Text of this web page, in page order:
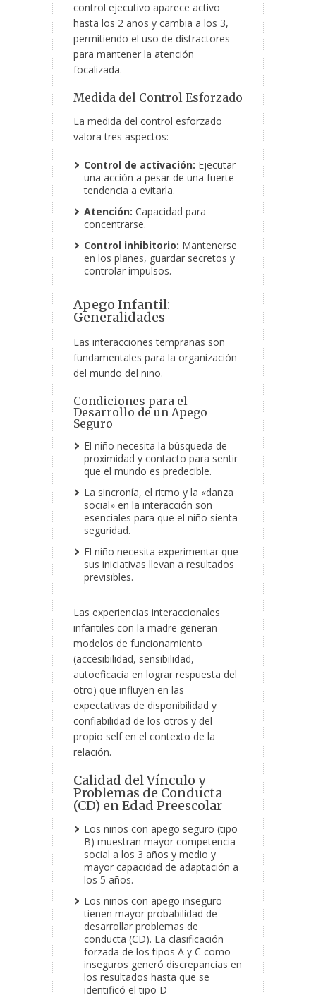
control ejecutivo aparece activo
hasta los 2 años y cambia a los 3,
permitiendo el uso de distractores
para mantener la atención
focalizada.
Medida del Control Esforzado
La medida del control esforzado
valora tres aspectos:
Control de activación: Ejecutar
una acción a pesar de una fuerte
tendencia a evitarla.
Atención: Capacidad para
concentrarse.
Control inhibitorio: Mantenerse
en los planes, guardar secretos y
controlar impulsos.
Apego Infantil:
Generalidades
Las interacciones tempranas son
fundamentales para la organización
del mundo del niño.
Condiciones para el
Desarrollo de un Apego
Seguro
El niño necesita la búsqueda de
proximidad y contacto para sentir
que el mundo es predecible.
La sincronía, el ritmo y la «danza
social» en la interacción son
esenciales para que el niño sienta
seguridad.
El niño necesita experimentar que
sus iniciativas llevan a resultados
previsibles.
Las experiencias interaccionales
infantiles con la madre generan
modelos de funcionamiento
(accesibilidad, sensibilidad,
autoeficacia en lograr respuesta del
otro) que influyen en las
expectativas de disponibilidad y
confiabilidad de los otros y del
propio self en el contexto de la
relación.
Calidad del Vínculo y
Problemas de Conducta
(CD) en Edad Preescolar
Los niños con apego seguro (tipo
B) muestran mayor competencia
social a los 3 años y medio y
mayor capacidad de adaptación a
los 5 años.
Los niños con apego inseguro
tienen mayor probabilidad de
desarrollar problemas de
conducta (CD). La clasificación
forzada de los tipos A y C como
inseguros generó discrepancias en
los resultados hasta que se
identificó el tipo D